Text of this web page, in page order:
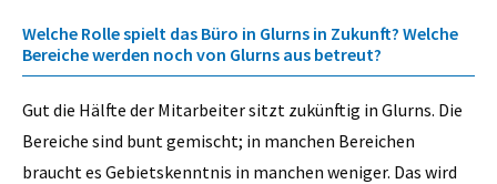
Welche Rolle spielt das Büro in Glurns in Zukunft? Welche
Bereiche werden noch von Glurns aus betreut?
Gut die Hälfte der Mitarbeiter sitzt zukünftig in Glurns. Die
Bereiche sind bunt gemischt; in manchen Bereichen
braucht es Gebietskenntnis in manchen weniger. Das wird